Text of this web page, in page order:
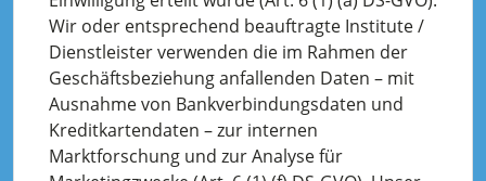
Wir oder entsprechend beauftragte Institute /
Dienstleister verwenden die im Rahmen der
Geschäftsbeziehung anfallenden Daten – mit
Ausnahme von Bankverbindungsdaten und
Kreditkartendaten – zur internen
Marktforschung und zur Analyse für